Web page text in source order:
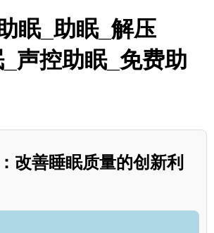
眠_助眠_解压
声控助眠_免费助
改善睡眠质量的创新利